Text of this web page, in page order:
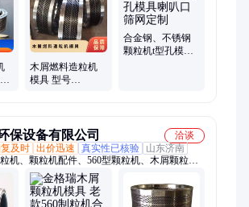
机、燃料压块机、秸秆压块机、秸秆旋切机、
生壳造粒机、生物质压块机、有机肥造粒机、
木屑燃料造粒机
模具 型号
合金钢、不锈钢
颗粒机t型孔模具
保设备有限公司
洽谈
及时 出价迅速 真实性已核验
山东济南
机、颗粒机配件、560型颗粒机、木屑颗粒机
颗粒机厂家、章丘木屑颗粒机价格、玉米秸秆
机设备、700立式环模颗粒机、850型锯末颗粒
木片机、高效粉碎机、滚筒烘干机、单筒滚筒